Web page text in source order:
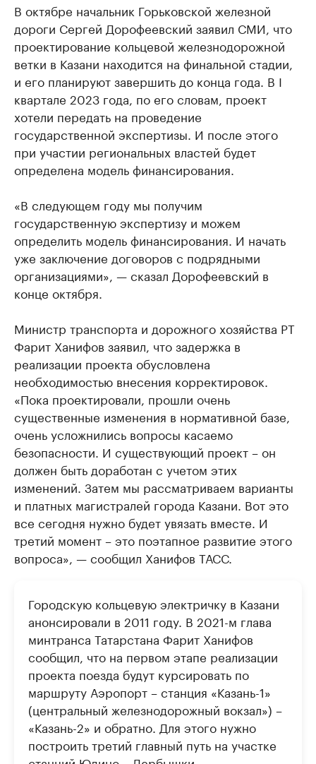
В октябре начальник Горьковской железной
дороги Сергей Дорофеевский заявил СМИ, что
проектирование кольцевой железнодорожной
ветки в Казани находится на финальной стадии,
и его планируют завершить до конца года. В I
квартале 2023 года, по его словам, проект
хотели передать на проведение
государственной экспертизы. И после этого
при участии региональных властей будет
определена модель финансирования.
«В следующем году мы получим
государственную экспертизу и можем
определить модель финансирования. И начать
уже заключение договоров с подрядными
организациями», — сказал Дорофеевский в
конце октября.
Министр транспорта и дорожного хозяйства РТ
Фарит Ханифов заявил, что задержка в
реализации проекта обусловлена
необходимостью внесения корректировок.
«Пока проектировали, прошли очень
существенные изменения в нормативной базе,
очень усложнились вопросы касаемо
безопасности. И существующий проект – он
должен быть доработан с учетом этих
изменений. Затем мы рассматриваем варианты
и платных магистралей города Казани. Вот это
все сегодня нужно будет увязать вместе. И
третий момент – это поэтапное развитие этого
вопроса», — сообщил Ханифов ТАСС.
Городскую кольцевую электричку в Казани
анонсировали в 2011 году. В 2021-м глава
минтранса Татарстана Фарит Ханифов
сообщил, что на первом этапе реализации
проекта поезда будут курсировать по
маршруту Аэропорт – станция «Казань-1»
(центральный железнодорожный вокзал») –
«Казань-2» и обратно. Для этого нужно
построить третий главный путь на участке